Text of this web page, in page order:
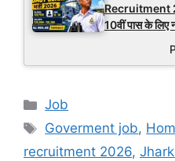
Recruitment
10वीं पास के लिए
Categories
Job
Tags
Goverment job,
recruitment 2026,